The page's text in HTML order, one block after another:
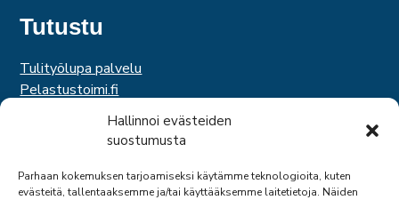
Hallinnoi evästeiden
suostumusta
Parhaan kokemuksen tarjoamiseksi käytämme teknologioita, kuten
evästeitä, tallentaaksemme ja/tai käyttääksemme laitetietoja. Näiden
Tutustu
Tulityölupa palvelu
Pelastustoimi.fi
Hätäkeskuslaitos
Palosuojelurahasto
Suomen Pelastusalan Keskusjärjestö